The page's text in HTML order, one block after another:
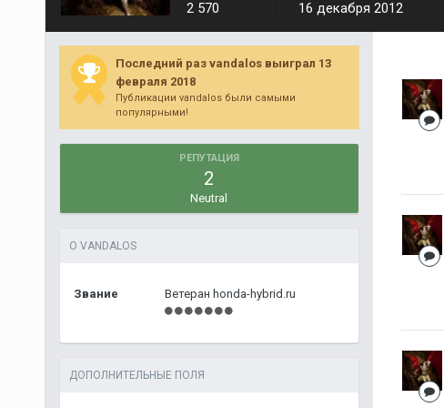
2 570 16 декабря 2012
Последний раз vandalos выиграл 13
февраля 2018
Публикации vandalos были самыми
популярными!
РЕПУТАЦИЯ
2
Neutral
О VANDALOS
Звание Ветеран honda-hybrid.ru
ДОПОЛНИТЕЛЬНЫЕ ПОЛЯ